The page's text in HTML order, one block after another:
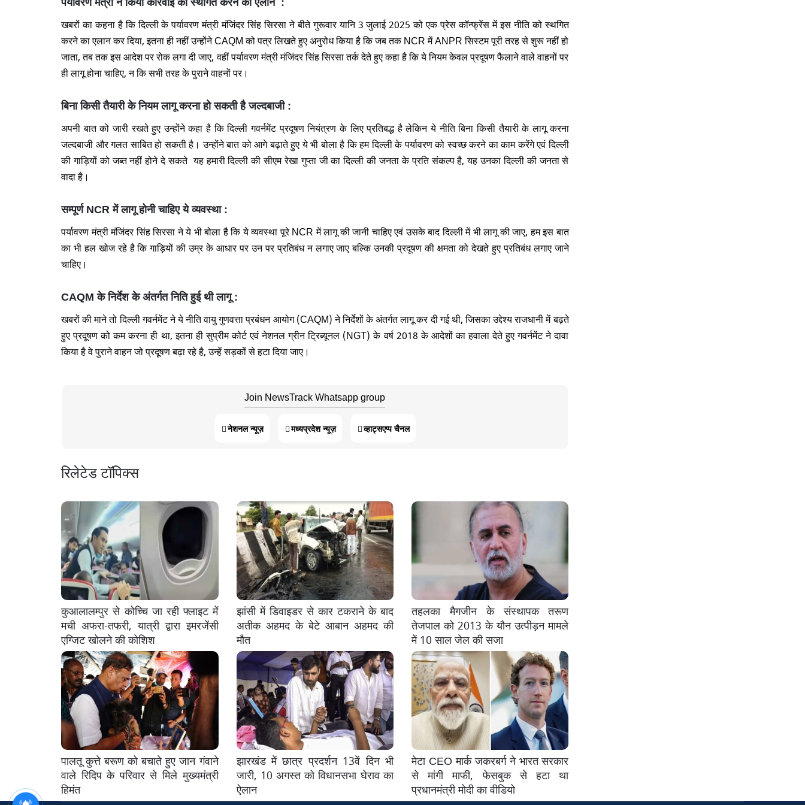
खबरों का कहना है कि दिल्ली के पर्यावरण मंत्री मंजिंदर सिंह सिरसा ने बीते गुरूवार यानि 3 जुलाई 2025 को एक प्रेस कॉन्फ्रेंस में इस नीति को स्थगित
करने का एलान कर दिया, इतना ही नहीं उन्होंने CAQM को पत्र लिखते हुए अनुरोध किया है कि जब तक NCR में ANPR सिस्टम पूरी तरह से शुरू नहीं हो
जाता, तब तक इस आदेश पर रोक लगा दी जाए, वहीं पर्यावरण मंत्री मंजिंदर सिंह सिरसा तर्क देते हुए कहा है कि ये नियम केवल प्रदूषण फैलाने वाले वाहनों पर
ही लागू होना चाहिए, न कि सभी तरह के पुराने वाहनों पर।
बिना किसी तैयारी के नियम लागू करना हो सकती है जल्दबाजी :
अपनी बात को जारी रखते हुए उन्होंने कहा है कि दिल्ली गवर्नमेंट प्रदूषण नियंत्रण के लिए प्रतिबद्ध है लेकिन ये नीति बिना किसी तैयारी के लागू करना
जल्दबाजी और गलत साबित हो सकती है। उन्होंने बात को आगे बढ़ाते हुए ये भी बोला है कि हम दिल्ली के पर्यावरण को स्वच्छ करने का काम करेंगे एवं दिल्ली
की गाड़ियों को जब्त नहीं होने दे सकते यह हमारी दिल्ली की सीएम रेखा गुप्ता जी का दिल्ली की जनता के प्रति संकल्प है, यह उनका दिल्ली की जनता से
वादा है।
सम्पूर्ण NCR में लागू होनी चाहिए ये व्यवस्था :
पर्यावरण मंत्री मंजिंदर सिंह सिरसा ने ये भी बोला है कि ये व्यवस्था पूरे NCR में लागू की जानी चाहिए एवं उसके बाद दिल्ली में भी लागू की जाए, हम इस बात
का भी हल खोज रहे है कि गाड़ियों की उम्र के आधार पर उन पर प्रतिबंध न लगाए जाए बल्कि उनकी प्रदूषण की क्षमता को देखते हुए प्रतिबंध लगाए जाने
चाहिए।
CAQM के निर्देश के अंतर्गत निति हुई थी लागू :
खबरों की माने तो दिल्ली गवर्नमेंट ने ये नीति वायु गुणवत्ता प्रबंधन आयोग (CAQM) ने निर्देशों के अंतर्गत लागू कर दी गई थी, जिसका उद्देश्य राजधानी में बढ़ते
हुए प्रदूषण को कम करना ही था, इतना ही सुप्रीम कोर्ट एवं नेशनल ग्रीन ट्रिब्यूनल (NGT) के वर्ष 2018 के आदेशों का हवाला देते हुए गवर्नमेंट ने दावा
किया है वे पुराने वाहन जो प्रदूषण बढ़ा रहे है, उन्हें सड़कों से हटा दिया जाए।
Join NewsTrack Whatsapp group
नेशनल न्यूज़ मध्यप्रदेश न्यूज़ व्हाट्सएप्प चैनल
रिलेटेड टॉपिक्स
कुआलालम्पुर से कोच्चि जा रही फ्लाइट में
मची अफरा-तफरी, यात्री द्वारा इमरजेंसी
एग्जिट खोलने की कोशिश
झांसी में डिवाइडर से कार टकराने के बाद
अतीक अहमद के बेटे आबान अहमद की
मौत
तहलका मैगजीन के संस्थापक तरूण
तेजपाल को 2013 के यौन उत्पीड़न मामले
में 10 साल जेल की सजा
पालतू कुत्ते बरूण को बचाते हुए जान गंवाने
वाले रिदिप के परिवार से मिले मुख्यमंत्री
हिमंत
झारखंड में छात्र प्रदर्शन 13वें दिन भी
जारी, 10 अगस्त को विधानसभा घेराव का
ऐलान
मेटा CEO मार्क जकरबर्ग ने भारत सरकार
से मांगी माफी, फेसबुक से हटा था
प्रधानमंत्री मोदी का वीडियो